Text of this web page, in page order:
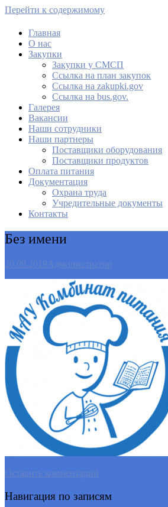
Перейти к содержимому
МАУ Комбинат питания
Главная
О нас
Закупки
Закупки у СМСП
Cсылка на план закупок
Cсылка на zakupki.gov
Ссылка на bus.gov.
Галерея
Вакансии
Наши сотрудники
Наши партнеры
Поставщики оборудования
Поставщики продуктов
Оплата питания
Документация
Охрана труда
Учредительные документы
Контакты
Без имени
20.09.2019 Администратор
Оставить комментарий
Навигация по записям